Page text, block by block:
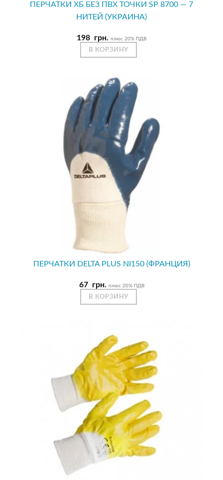
ПЕРЧАТКИ ХБ БЕЗ ПВХ ТОЧКИ SP 8700 — 7
НИТЕЙ (УКРАИНА)
198 грн. плюс 20% ПДВ
В КОРЗИНУ
ПЕРЧАТКИ DELTA PLUS NI150 (ФРАНЦИЯ)
67 грн. плюс 20% ПДВ
В КОРЗИНУ